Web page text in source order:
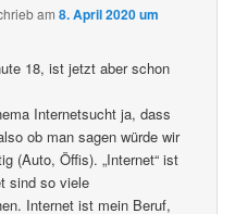
am8. April 2020 um
18, ist jetzt aber schon
Internetsucht ja, dass
ob man sagen würde wir
(Auto, Öffis). „Internet“ ist
sind so viele
Internet ist mein Beruf,